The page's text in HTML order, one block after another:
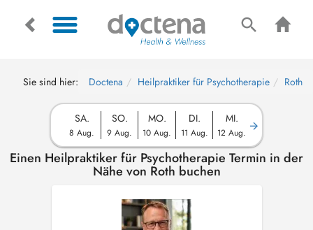
Sie sind hier: Doctena Heilpraktiker für Psychotherapie Roth
SA.
8 Aug.
SO.
9 Aug.
MO.
10 Aug.
DI.
11 Aug.
MI.
12 Aug.
Einen Heilpraktiker für Psychotherapie Termin in der
Nähe von Roth buchen